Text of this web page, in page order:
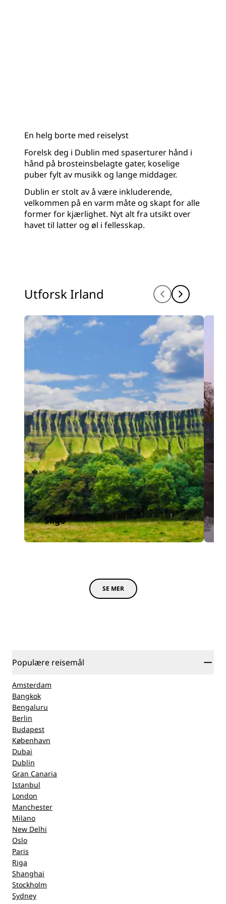
En helg borte med reiselyst
Forelsk deg i Dublin med spaserturer hånd i
hånd på brosteinsbelagte gater, koselige
puber fylt av musikk og lange middager.
Dublin er stolt av å være inkluderende,
velkommen på en varm måte og skapt for alle
former for kjærlighet. Nyt alt fra utsikt over
havet til latter og øl i fellesskap.
Utforsk Irland
Sligo
SE MER
Populære reisemål
Amsterdam
Bangkok
Bengaluru
Berlin
Budapest
København
Dubai
Dublin
Gran Canaria
Istanbul
London
Manchester
Milano
New Delhi
Oslo
Paris
Riga
Shanghai
Stockholm
Sydney